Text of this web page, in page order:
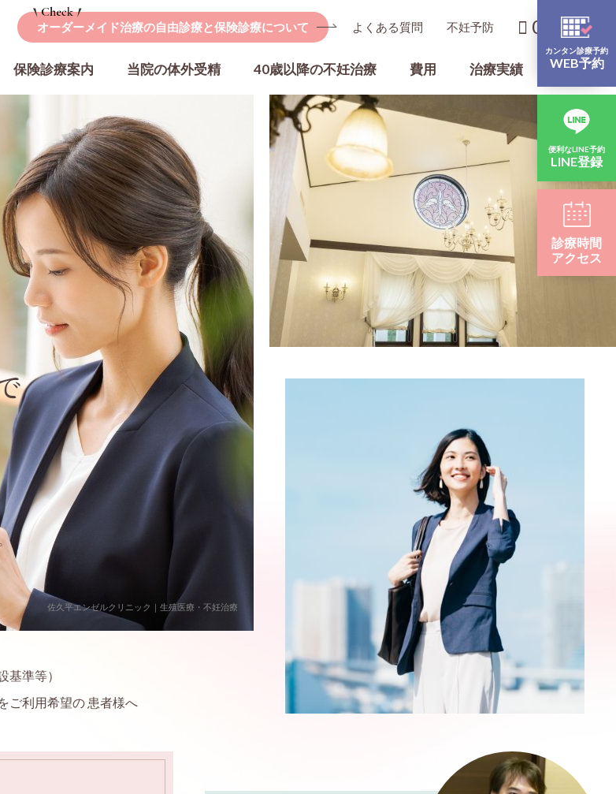
オーダーメイド治療の自由診療と保険診療について よくある質問 不妊予防 0267-67-
院長紹介
Director
スタッフ紹介
Staff
院内設備のご紹介
Facility
子宮内膜着床能検査（ERA検査） EMMA検査・ALICE検査
PGT-A（着床前検査） 社会的適応による卵子凍結保存
男性不妊症
腟ハイフ メディカルダイエット
保険診療案内 当院の体外受精 40歳以降の不妊治療 費用 治療実績 一般婦人
カンタン診療予約
WEB予約
便利なLINE予約
LINE登録
診療時間
アクセス
佐久平エンゼルクリニック｜生殖医療・不妊治療
準等）
ご利用希望の 患者様へ